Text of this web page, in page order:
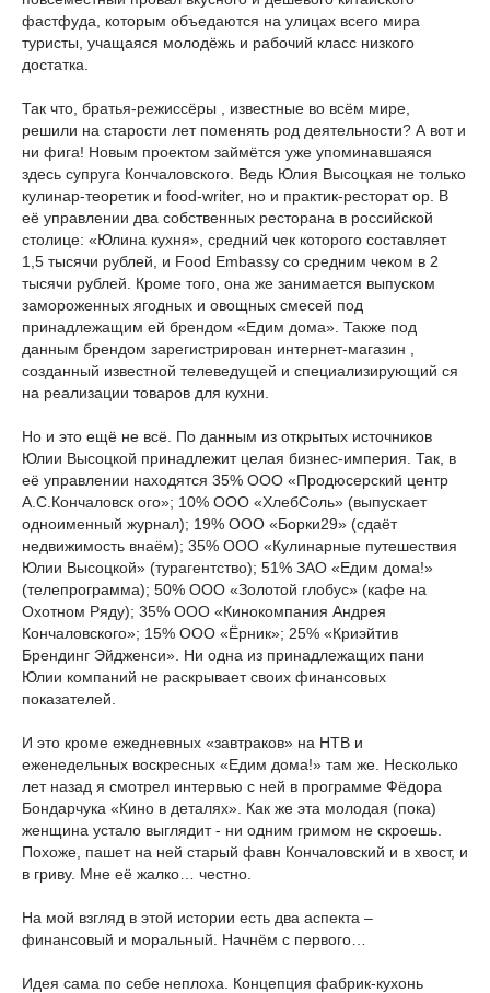
фастфуда, которым объедаются на улицах всего мира
туристы, учащаяся молодёжь и рабочий класс низкого
достатка.
Так что, братья-режиссёры
, известные во всём мире,
решили на старости лет поменять род деятельности? А вот и
ни фига! Новым проектом займётся уже упоминавшаяся
здесь супруга Кончаловского. Ведь Юлия Высоцкая не только
кулинар-теоретик и food-writer, но и практик-ресторатор. В
её управлении два собственных ресторана в российской
столице: «Юлина кухня», средний чек которого составляет
1,5 тысячи рублей, и Food Embassy со средним чеком в 2
тысячи рублей. Кроме того, она же занимается выпуском
замороженных ягодных и овощных смесей под
принадлежащим ей брендом «Едим дома». Также под
данным брендом зарегистрирован интернет-магазин
созданный известной телеведущей и специализирующий ся
на реализации товаров для кухни.
Но и это ещё не всё. По данным из открытых источников
Юлии Высоцкой принадлежит целая бизнес-империя. Так, в
её управлении находятся 35% ООО «Продюсерский центр
А.С.Кончаловск ого»; 10% ООО «ХлебСоль» (выпускает
одноименный журнал); 19% ООО «Борки29» (сдаёт
недвижимость внаём); 35% ООО «Кулинарные путешествия
Юлии Высоцкой» (турагентство); 51% ЗАО «Едим дома!»
(телепрограмма); 50% ООО «Золотой глобус» (кафе на
Охотном Ряду); 35% ООО «Кинокомпания Андрея
Кончаловского»; 15% ООО «Ёрник»; 25% «Криэйтив
Брендинг Эйдженси». Ни одна из принадлежащих пани
Юлии компаний не раскрывает своих финансовых
показателей.
И это кроме ежедневных «завтраков» на НТВ и
еженедельных воскресных «Едим дома!» там же. Несколько
лет назад я смотрел интервью с ней в программе Фёдора
Бондарчука «Кино в деталях». Как же эта молодая (пока)
женщина устало выглядит - ни одним гримом не скроешь.
Похоже, пашет на ней старый фавн Кончаловский и в хвост, и
в гриву. Мне её жалко… честно.
На мой взгляд в этой истории есть два аспекта –
финансовый и моральный. Начнём с первого…
Идея сама по себе неплоха. Концепция фабрик-кухонь